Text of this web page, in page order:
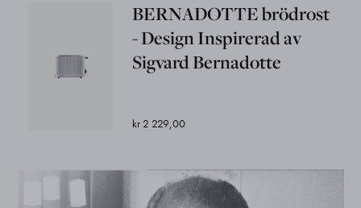
BERNADOTTE brödrost
- Design Inspirerad av
Sigvard Bernadotte
kr 2 229,00